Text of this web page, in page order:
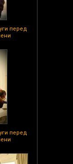
перед
перед